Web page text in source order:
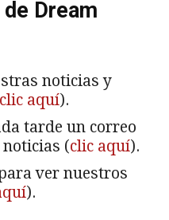
Dream
noticias y
clic aquí).
tarde un correo
(clic aquí).
ver nuestros
).